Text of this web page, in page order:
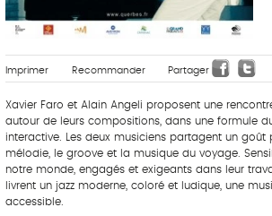
Imprimer Recommander Partager
Xavier Faro et Alain Angeli proposent une
autour de leurs compositions, dans une formule
interactive. Les deux musiciens partagent un goût
mélodie, le groove et la musique du voyage.
notre monde, engagés et exigeants dans leur
livrent un jazz moderne, coloré et ludique, une
accessible.